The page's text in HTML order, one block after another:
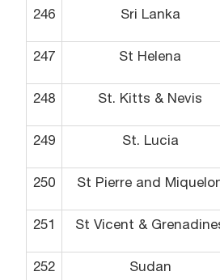
246 Sri Lanka
247 St Helena
248 St. Kitts & Nevis
249 St. Lucia
250 St Pierre and
251 St Vicent &
252 Sudan